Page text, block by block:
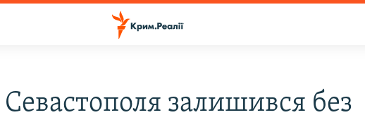
залишився без